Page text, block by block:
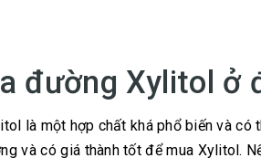
đường Xylitol ở
là một hợp chất khá phổ biến và
và có giá thành tốt để mua Xylitol.